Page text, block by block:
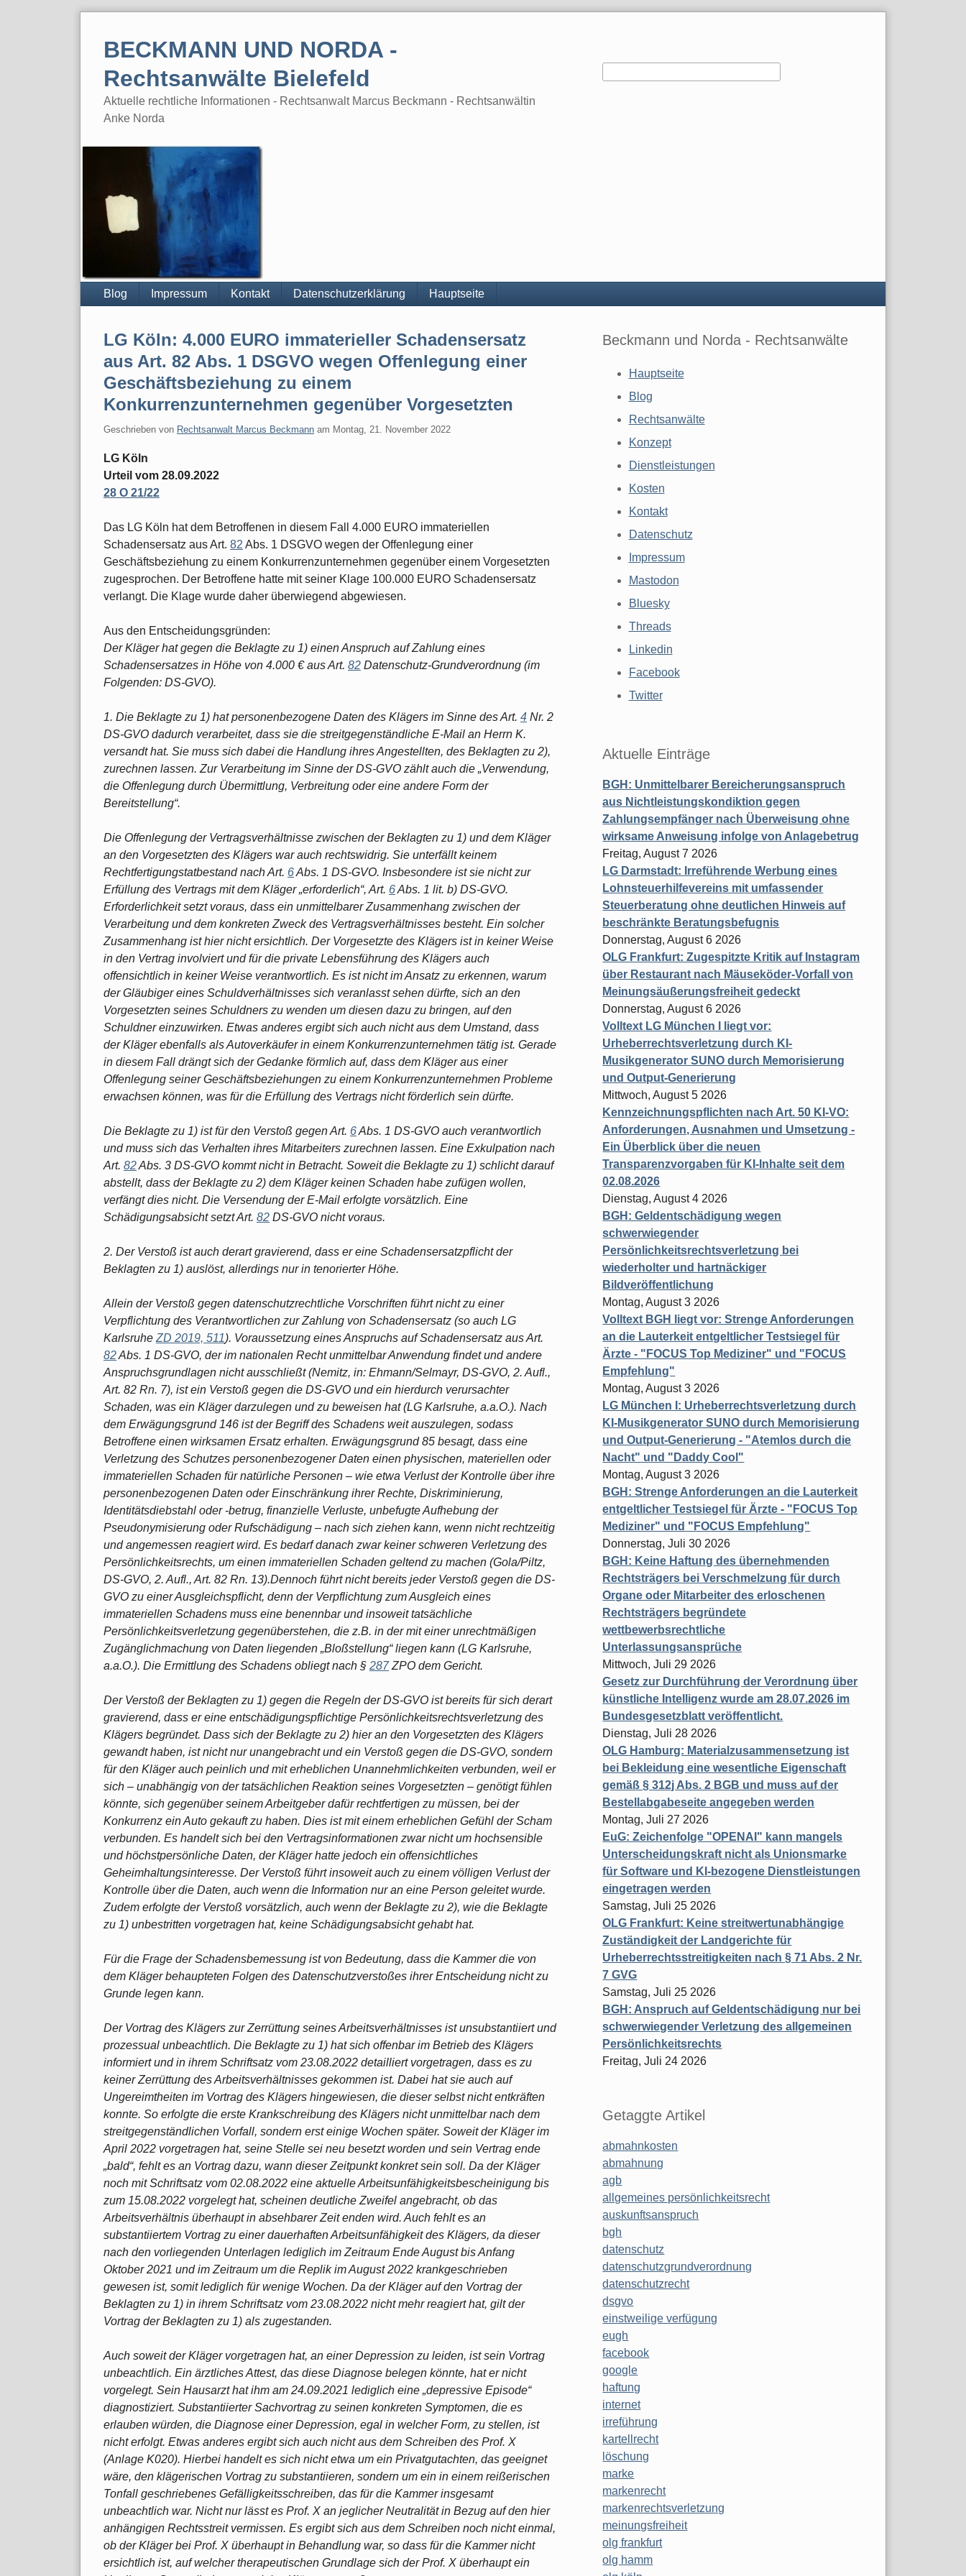
BECKMANN UND NORDA -
Rechtsanwälte Bielefeld
Aktuelle rechtliche Informationen - Rechtsanwalt Marcus Beckmann - Rechtsanwältin
Anke Norda
Blog Impressum Kontakt Datenschutzerklärung Hauptseite
LG Köln: 4.000 EURO immaterieller Schadensersatz
aus Art. 82 Abs. 1 DSGVO wegen Offenlegung einer
Geschäftsbeziehung zu einem
Konkurrenzunternehmen gegenüber Vorgesetzten
Geschrieben von Rechtsanwalt Marcus Beckmann am Montag, 21. November 2022
LG Köln
Urteil vom 28.09.2022
28 O 21/22
Das LG Köln hat dem Betroffenen in diesem Fall 4.000 EURO immateriellen
Schadensersatz aus Art. 82 Abs. 1 DSGVO wegen der Offenlegung einer
Geschäftsbeziehung zu einem Konkurrenzunternehmen gegenüber einem Vorgesetzten
zugesprochen. Der Betroffene hatte mit seiner Klage 100.000 EURO Schadensersatz
verlangt. Die Klage wurde daher überwiegend abgewiesen.
Aus den Entscheidungsgründen:
Der Kläger hat gegen die Beklagte zu 1) einen Anspruch auf Zahlung eines
Schadensersatzes in Höhe von 4.000 € aus Art. 82 Datenschutz-Grundverordnung (im
Folgenden: DS-GVO).
1. Die Beklagte zu 1) hat personenbezogene Daten des Klägers im Sinne des Art. 4 Nr. 2
DS-GVO dadurch verarbeitet, dass sie die streitgegenständliche E-Mail an Herrn K.
versandt hat. Sie muss sich dabei die Handlung ihres Angestellten, des Beklagten zu 2),
zurechnen lassen. Zur Verarbeitung im Sinne der DS-GVO zählt auch die „Verwendung,
die Offenlegung durch Übermittlung, Verbreitung oder eine andere Form der
Bereitstellung“.
Die Offenlegung der Vertragsverhältnisse zwischen der Beklagten zu 1) und dem Kläger
an den Vorgesetzten des Klägers war auch rechtswidrig. Sie unterfällt keinem
Rechtfertigungstatbestand nach Art. 6Abs. 1 DS-GVO. Insbesondere ist sie nicht zur
Erfüllung des Vertrags mit dem Kläger „erforderlich“, Art. 6Abs. 1 lit. b) DS-GVO.
Erforderlichkeit setzt voraus, dass ein unmittelbarer Zusammenhang zwischen der
Verarbeitung und dem konkreten Zweck des Vertragsverhältnisses besteht. Ein solcher
Zusammenhang ist hier nicht ersichtlich. Der Vorgesetzte des Klägers ist in keiner Weise
in den Vertrag involviert und für die private Lebensführung des Klägers auch
offensichtlich in keiner Weise verantwortlich. Es ist nicht im Ansatz zu erkennen, warum
der Gläubiger eines Schuldverhältnisses sich veranlasst sehen dürfte, sich an den
Vorgesetzten seines Schuldners zu wenden um diesen dazu zu bringen, auf den
Schuldner einzuwirken. Etwas anderes ergibt sich auch nicht aus dem Umstand, dass
der Kläger ebenfalls als Autoverkäufer in einem Konkurrenzunternehmen tätig ist. Gerade
in diesem Fall drängt sich der Gedanke förmlich auf, dass dem Kläger aus einer
Offenlegung seiner Geschäftsbeziehungen zu einem Konkurrenzunternehmen Probleme
erwachsen können, was für die Erfüllung des Vertrags nicht förderlich sein dürfte.
Die Beklagte zu 1) ist für den Verstoß gegen Art. 6Abs. 1 DS-GVO auch verantwortlich
und muss sich das Verhalten ihres Mitarbeiters zurechnen lassen. Eine Exkulpation nach
Art. 82Abs. 3 DS-GVO kommt nicht in Betracht. Soweit die Beklagte zu 1) schlicht darauf
abstellt, dass der Beklagte zu 2) dem Kläger keinen Schaden habe zufügen wollen,
verfängt dies nicht. Die Versendung der E-Mail erfolgte vorsätzlich. Eine
Schädigungsabsicht setzt Art. 82 DS-GVO nicht voraus.
2. Der Verstoß ist auch derart gravierend, dass er eine Schadensersatzpflicht der
Beklagten zu 1) auslöst, allerdings nur in tenorierter Höhe.
Allein der Verstoß gegen datenschutzrechtliche Vorschriften führt nicht zu einer
Verpflichtung des Verantwortlichen zur Zahlung von Schadensersatz (so auch LG
Karlsruhe ZD 2019, 511). Voraussetzung eines Anspruchs auf Schadensersatz aus Art.
82Abs. 1 DS-GVO, der im nationalen Recht unmittelbar Anwendung findet und andere
Anspruchsgrundlagen nicht ausschließt (Nemitz, in: Ehmann/Selmayr, DS-GVO, 2. Aufl.,
Art. 82 Rn. 7), ist ein Verstoß gegen die DS-GVO und ein hierdurch verursachter
Schaden, was ein Kläger darzulegen und zu beweisen hat (LG Karlsruhe, a.a.O.). Nach
dem Erwägungsgrund 146 ist der Begriff des Schadens weit auszulegen, sodass
Betroffene einen wirksamen Ersatz erhalten. Erwägungsgrund 85 besagt, dass eine
Verletzung des Schutzes personenbezogener Daten einen physischen, materiellen oder
immateriellen Schaden für natürliche Personen – wie etwa Verlust der Kontrolle über ihre
personenbezogenen Daten oder Einschränkung ihrer Rechte, Diskriminierung,
Identitätsdiebstahl oder -betrug, finanzielle Verluste, unbefugte Aufhebung der
Pseudonymisierung oder Rufschädigung – nach sich ziehen kann, wenn nicht rechtzeitig
und angemessen reagiert wird. Es bedarf danach zwar keiner schweren Verletzung des
Persönlichkeitsrechts, um einen immateriellen Schaden geltend zu machen (Gola/Piltz,
DS-GVO, 2. Aufl., Art. 82 Rn. 13).Dennoch führt nicht bereits jeder Verstoß gegen die DS-
GVO zu einer Ausgleichspflicht, denn der Verpflichtung zum Ausgleich eines
immateriellen Schadens muss eine benennbar und insoweit tatsächliche
Persönlichkeitsverletzung gegenüberstehen, die z.B. in der mit einer unrechtmäßigen
Zugänglichmachung von Daten liegenden „Bloßstellung“ liegen kann (LG Karlsruhe,
a.a.O.). Die Ermittlung des Schadens obliegt nach § 287ZPO dem Gericht.
Der Verstoß der Beklagten zu 1) gegen die Regeln der DS-GVO ist bereits für sich derart
gravierend, dass er eine entschädigungspflichtige Persönlichkeitsrechtsverletzung des
Klägers begründet. Dass sich der Beklagte zu 2) hier an den Vorgesetzten des Klägers
gewandt haben, ist nicht nur unangebracht und ein Verstoß gegen die DS-GVO, sondern
für den Kläger auch peinlich und mit erheblichen Unannehmlichkeiten verbunden, weil er
sich – unabhängig von der tatsächlichen Reaktion seines Vorgesetzten – genötigt fühlen
könnte, sich gegenüber seinem Arbeitgeber dafür rechtfertigen zu müssen, bei der
Konkurrenz ein Auto gekauft zu haben. Dies ist mit einem erheblichen Gefühl der Scham
verbunden. Es handelt sich bei den Vertragsinformationen zwar nicht um hochsensible
und höchstpersönliche Daten, der Kläger hatte jedoch ein offensichtliches
Geheimhaltungsinteresse. Der Verstoß führt insoweit auch zu einem völligen Verlust der
Kontrolle über die Daten, auch wenn die Information nur an eine Person geleitet wurde.
Zudem erfolgte der Verstoß vorsätzlich, auch wenn der Beklagte zu 2), wie die Beklagte
zu 1) unbestritten vorgetragen hat, keine Schädigungsabsicht gehabt hat.
Für die Frage der Schadensbemessung ist von Bedeutung, dass die Kammer die von
dem Kläger behaupteten Folgen des Datenschutzverstoßes ihrer Entscheidung nicht zu
Grunde legen kann.
Der Vortrag des Klägers zur Zerrüttung seines Arbeitsverhältnisses ist unsubstantiiert und
prozessual unbeachtlich. Die Beklagte zu 1) hat sich offenbar im Betrieb des Klägers
informiert und in ihrem Schriftsatz vom 23.08.2022 detailliert vorgetragen, dass es zu
keiner Zerrüttung des Arbeitsverhältnisses gekommen ist. Dabei hat sie auch auf
Ungereimtheiten im Vortrag des Klägers hingewiesen, die dieser selbst nicht entkräften
konnte. So erfolgte die erste Krankschreibung des Klägers nicht unmittelbar nach dem
streitgegenständlichen Vorfall, sondern erst einige Wochen später. Soweit der Kläger im
April 2022 vorgetragen hat, seine Stelle sei neu besetzt worden und sein Vertrag ende
„bald“, fehlt es an Vortrag dazu, wann dieser Zeitpunkt konkret sein soll. Da der Kläger
noch mit Schriftsatz vom 02.08.2022 eine aktuelle Arbeitsunfähigkeitsbescheinigung bis
zum 15.08.2022 vorgelegt hat, scheinen deutliche Zweifel angebracht, ob das
Arbeitsverhältnis überhaupt in absehbarer Zeit enden wird. Auch fehlt es an
substantiiertem Vortrag zu einer dauerhaften Arbeitsunfähigkeit des Klägers, da dieser
nach den vorliegenden Unterlagen lediglich im Zeitraum Ende August bis Anfang
Oktober 2021 und im Zeitraum um die Replik im August 2022 krankgeschrieben
gewesen ist, somit lediglich für wenige Wochen. Da der Kläger auf den Vortrag der
Beklagten zu 1) in ihrem Schriftsatz vom 23.08.2022 nicht mehr reagiert hat, gilt der
Vortrag der Beklagten zu 1) als zugestanden.
Auch soweit der Kläger vorgetragen hat, an einer Depression zu leiden, ist sein Vortrag
unbeachtlich. Ein ärztliches Attest, das diese Diagnose belegen könnte, hat er nicht
vorgelegt. Sein Hausarzt hat ihm am 24.09.2021 lediglich eine „depressive Episode“
diagnostiziert. Substantiierter Sachvortrag zu seinen konkreten Symptomen, die es
erlauben würden, die Diagnose einer Depression, egal in welcher Form, zu stellen, ist
nicht erfolgt. Etwas anderes ergibt sich auch nicht aus dem Schreiben des Prof. X
(Anlage K020). Hierbei handelt es sich nicht etwa um ein Privatgutachten, das geeignet
wäre, den klägerischen Vortrag zu substantiieren, sondern um ein in einem reißerischen
Tonfall geschriebenes Gefälligkeitsschreiben, das für die Kammer insgesamt
unbeachtlich war. Nicht nur lässt es Prof. X an jeglicher Neutralität in Bezug auf den hier
anhängigen Rechtsstreit vermissen. Es ergibt sich aus dem Schreiben noch nicht einmal,
ob der Kläger bei Prof. X überhaupt in Behandlung war, so dass für die Kammer nicht
ersichtlich ist, auf welcher therapeutischen Grundlage sich der Prof. X überhaupt ein
Beckmann und Norda - Rechtsanwälte
Hauptseite
Blog
Rechtsanwälte
Konzept
Dienstleistungen
Kosten
Kontakt
Datenschutz
Impressum
Mastodon
Bluesky
Threads
Linkedin
Facebook
Twitter
Aktuelle Einträge
BGH: Unmittelbarer Bereicherungsanspruch
aus Nichtleistungskondiktion gegen
Zahlungsempfänger nach Überweisung ohne
wirksame Anweisung infolge von Anlagebetrug
Freitag, August 7 2026
LG Darmstadt: Irreführende Werbung eines
Lohnsteuerhilfevereins mit umfassender
Steuerberatung ohne deutlichen Hinweis auf
beschränkte Beratungsbefugnis
Donnerstag, August 6 2026
OLG Frankfurt: Zugespitzte Kritik auf Instagram
über Restaurant nach Mäuseköder-Vorfall von
Meinungsäußerungsfreiheit gedeckt
Donnerstag, August 6 2026
Volltext LG München I liegt vor:
Urheberrechtsverletzung durch KI-
Musikgenerator SUNO durch Memorisierung
und Output-Generierung
Mittwoch, August 5 2026
Kennzeichnungspflichten nach Art. 50 KI-VO:
Anforderungen, Ausnahmen und Umsetzung -
Ein Überblick über die neuen
Transparenzvorgaben für KI-Inhalte seit dem
02.08.2026
Dienstag, August 4 2026
BGH: Geldentschädigung wegen
schwerwiegender
Persönlichkeitsrechtsverletzung bei
wiederholter und hartnäckiger
Bildveröffentlichung
Montag, August 3 2026
Volltext BGH liegt vor: Strenge Anforderungen
an die Lauterkeit entgeltlicher Testsiegel für
Ärzte - "FOCUS Top Mediziner" und "FOCUS
Empfehlung"
Montag, August 3 2026
LG München I: Urheberrechtsverletzung durch
KI-Musikgenerator SUNO durch Memorisierung
und Output-Generierung - "Atemlos durch die
Nacht" und "Daddy Cool"
Montag, August 3 2026
BGH: Strenge Anforderungen an die Lauterkeit
entgeltlicher Testsiegel für Ärzte - "FOCUS Top
Mediziner" und "FOCUS Empfehlung"
Donnerstag, Juli 30 2026
BGH: Keine Haftung des übernehmenden
Rechtsträgers bei Verschmelzung für durch
Organe oder Mitarbeiter des erloschenen
Rechtsträgers begründete
wettbewerbsrechtliche
Unterlassungsansprüche
Mittwoch, Juli 29 2026
Gesetz zur Durchführung der Verordnung über
künstliche Intelligenz wurde am 28.07.2026 im
Bundesgesetzblatt veröffentlicht.
Dienstag, Juli 28 2026
OLG Hamburg: Materialzusammensetzung ist
bei Bekleidung eine wesentliche Eigenschaft
gemäß § 312j Abs. 2 BGB und muss auf der
Bestellabgabeseite angegeben werden
Montag, Juli 27 2026
EuG: Zeichenfolge "OPENAI" kann mangels
Unterscheidungskraft nicht als Unionsmarke
für Software und KI-bezogene Dienstleistungen
eingetragen werden
Samstag, Juli 25 2026
OLG Frankfurt: Keine streitwertunabhängige
Zuständigkeit der Landgerichte für
Urheberrechtsstreitigkeiten nach § 71 Abs. 2 Nr.
7 GVG
Samstag, Juli 25 2026
BGH: Anspruch auf Geldentschädigung nur bei
schwerwiegender Verletzung des allgemeinen
Persönlichkeitsrechts
Freitag, Juli 24 2026
Getaggte Artikel
abmahnkosten
abmahnung
agb
allgemeines persönlichkeitsrecht
auskunftsanspruch
bgh
datenschutz
datenschutzgrundverordnung
datenschutzrecht
dsgvo
einstweilige verfügung
eugh
facebook
google
haftung
internet
irreführung
kartellrecht
löschung
marke
markenrecht
markenrechtsverletzung
meinungsfreiheit
olg frankfurt
olg hamm